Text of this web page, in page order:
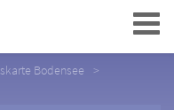
Navigation
Bodensee